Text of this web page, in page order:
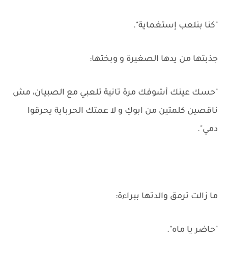
"كنا بنلعب إستغماية".
جذبتها من يدها الصغيرة و وبختها:
"حسك عينك أشوفك مرة تانية تلعبي مع الصبيان، مش
ناقصين كلمتين من ابوكِ و لا عمتك الحرباية يحرقوا
دمي".
ما زالت ترمق والدتها ببراءة:
"حاضر يا ماه".